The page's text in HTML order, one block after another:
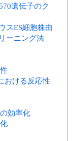
遺伝子のク
スES細胞株由
ーニング法
おける反応性
効率化